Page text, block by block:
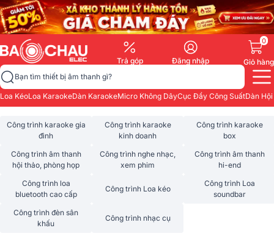
Trả góp Đăng nhập
0
Giỏ hàng
Bạn tìm thiết bị âm thanh gì?
Loa KéoLoa KaraokeDàn KaraokeMicro Không DâyCục Đẩy Công SuấtDàn
Công trình karaoke gia
đình
Công trình karaoke
kinh doanh
Công trình karaoke
box
Công trình âm thanh
hội thảo, phòng họp
Công trình nghe nhạc,
xem phim
Công trình âm thanh
hi-end
Công trình loa
bluetooth cao cấp
Công trình Loa kéo
Công trình Loa
soundbar
Công trình đèn sân
khấu
Công trình nhạc cụ